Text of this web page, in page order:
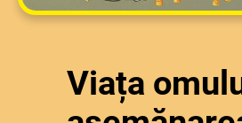
Viața